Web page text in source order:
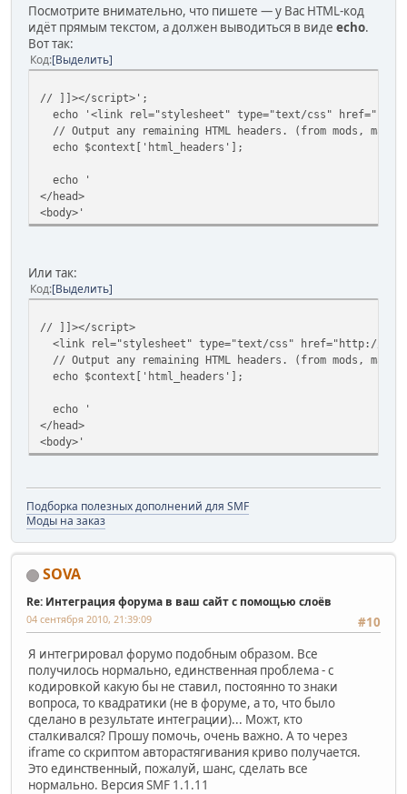
Посмотрите внимательно, что пишете — у Вас HTML-код
идёт прямым текстом, а должен выводиться в виде echo.
Вот так:
Код Выделить
// ]]></script>';
echo '<link rel="stylesheet" type="text/css"
// Output any remaining HTML headers. (from mods,
echo $context['html_headers'];
echo '
</head>
<body>'
Или так:
Код Выделить
// ]]></script>
<link rel="stylesheet" type="text/css" href="http://
// Output any remaining HTML headers. (from mods,
echo $context['html_headers'];
echo '
</head>
<body>'
Подборка полезных дополнений для SMF
Моды на заказ
SOVA
Re: Интеграция форума в ваш сайт с помощью слоёв
#10
04 сентября 2010, 21:39:09
Я интегрировал форумо подобным образом. Все
получилось нормально, единственная проблема - с
кодировкой какую бы не ставил, постоянно то знаки
вопроса, то квадратики (не в форуме, а то, что было
сделано в результате интеграции)... Можт, кто
сталкивался? Прошу помочь, очень важно. А то через
iframe со скриптом авторастягивания криво получается.
Это единственный, пожалуй, шанс, сделать все
нормально. Версия SMF 1.1.11